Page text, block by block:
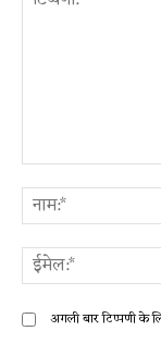
अगली बार टिप्पणी के